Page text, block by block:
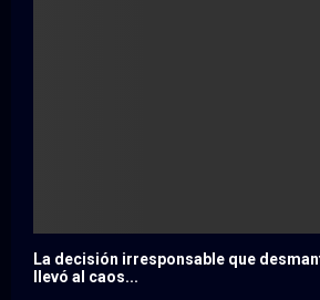
La decisión irresponsable que
llevó al caos...